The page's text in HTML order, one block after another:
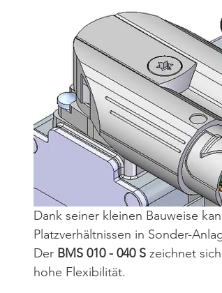
Dank seiner kleinen Bauweise
Platzverhältnissen in Sonder-
Der BMS 010 - 040 S zeichnet
hohe Flexibilität.